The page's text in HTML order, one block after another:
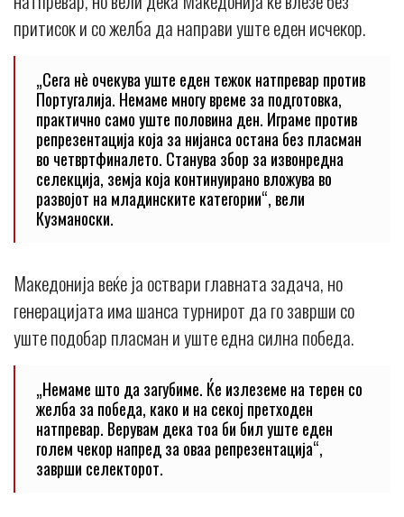
притисок и со желба да направи уште еден исчекор.
„Сега нè очекува уште еден тежок натпревар против
Португалија. Немаме многу време за подготовка,
практично само уште половина ден. Играме против
репрезентација која за нијанса остана без пласман
во четвртфиналето. Станува збор за извонредна
селекција, земја која континуирано вложува во
развојот на младинските категории“, вели
Кузманоски.
Македонија веќе ја оствари главната задача, но
генерацијата има шанса турнирот да го заврши со
уште подобар пласман и уште една силна победа.
„Немаме што да загубиме. Ќе излеземе на терен со
желба за победа, како и на секој претходен
натпревар. Верувам дека тоа би бил уште еден
голем чекор напред за оваа репрезентација“,
заврши селекторот.